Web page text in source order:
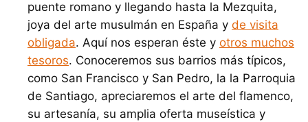
puente romano y llegando hasta la Mezquita,
joya del arte musulmán en España y de visita
obligada. Aquí nos esperan éste y otros muchos
tesoros. Conoceremos sus barrios más típicos,
como San Francisco y San Pedro, la la Parroquia
de Santiago, apreciaremos el arte del flamenco,
su artesanía, su amplia oferta museística y